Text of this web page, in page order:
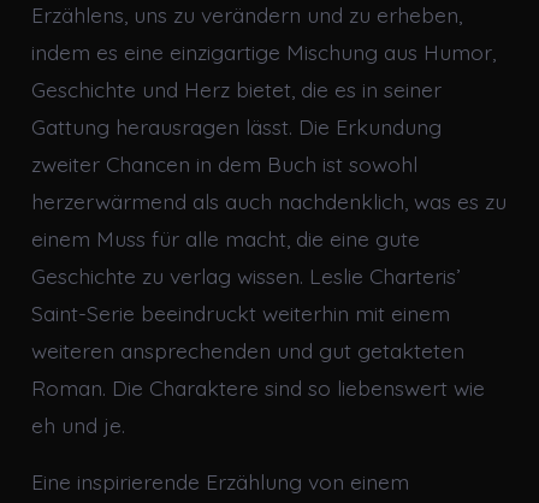
Erzählens, uns zu verändern und zu erheben,
indem es eine einzigartige Mischung aus Humor,
Geschichte und Herz bietet, die es in seiner
Gattung herausragen lässt. Die Erkundung
zweiter Chancen in dem Buch ist sowohl
herzerwärmend als auch nachdenklich, was es zu
einem Muss für alle macht, die eine gute
Geschichte zu verlag wissen. Leslie Charteris’
Saint-Serie beeindruckt weiterhin mit einem
weiteren ansprechenden und gut getakteten
Roman. Die Charaktere sind so liebenswert wie
eh und je.
Eine inspirierende Erzählung von einem